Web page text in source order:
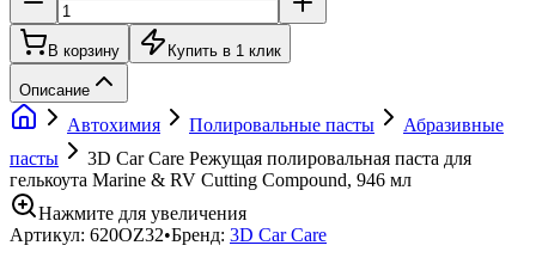
В корзину Купить в 1 клик
Описание
Автохимия Полировальные пасты
Абразивные
пасты
3D Car Care Режущая полировальная паста для
гелькоута Marine & RV Cutting Compound, 946 мл
Нажмите для увеличения
Артикул: 620OZ32•Бренд: 3D Car Care